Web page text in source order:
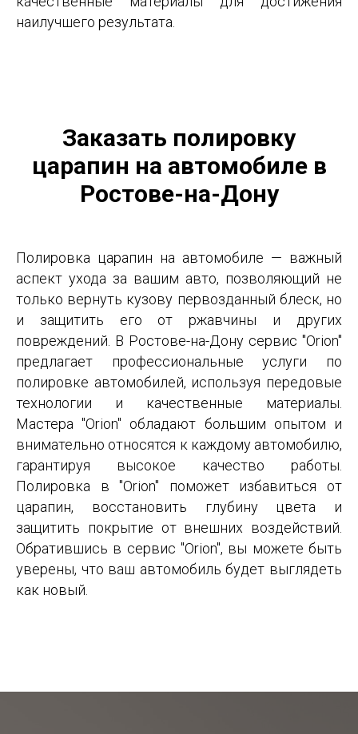
наилучшего результата.
Заказать полировку
царапин на автомобиле в
Ростове-на-Дону
Полировка царапин на автомобиле — важный
аспект ухода за вашим авто, позволяющий не
только вернуть кузову первозданный блеск, но
и защитить его от ржавчины и других
повреждений. В Ростове-на-Дону сервис "Orion"
предлагает профессиональные услуги по
полировке автомобилей, используя передовые
технологии и качественные материалы.
Мастера "Orion" обладают большим опытом и
внимательно относятся к каждому автомобилю,
гарантируя высокое качество работы.
Полировка в "Orion" поможет избавиться от
царапин, восстановить глубину цвета и
защитить покрытие от внешних воздействий.
Обратившись в сервис "Orion", вы можете быть
уверены, что ваш автомобиль будет выглядеть
как новый.